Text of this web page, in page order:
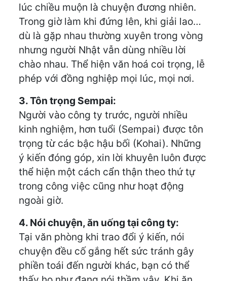
lúc chiều muộn là chuyện đương nhiên.
Trong giờ làm khi đứng lên, khi giải lao…
dù là gặp nhau thường xuyên trong vòng
nhưng người Nhật vẫn dùng nhiều lời
chào nhau. Thể hiện văn hoá coi trọng, lễ
phép với đồng nghiệp mọi lúc, mọi nơi.
3. Tôn trọng Sempai:
Người vào công ty trước, người nhiều
kinh nghiệm, hơn tuổi (Sempai) được tôn
trọng từ các bậc hậu bối (Kohai). Những
ý kiến đóng góp, xin lời khuyên luôn được
thể hiện một cách cẩn thận theo thứ tự
trong công việc cũng như hoạt động
ngoài giờ.
4. Nói chuyện, ăn uống tại công ty:
Tại văn phòng khi trao đổi ý kiến, nói
chuyện đều cố gắng hết sức tránh gây
phiền toái đến người khác, bạn có thể